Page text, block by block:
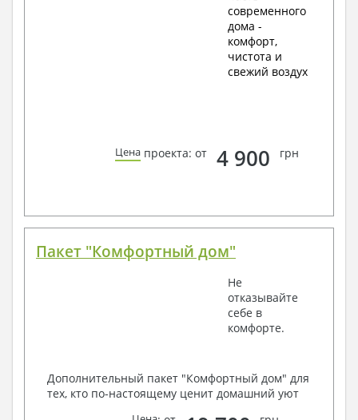
современного
дома -
комфорт,
чистота и
свежий воздух
Цена проекта: от 4 900 грн
Пакет "Комфортный дом"
Не
отказывайте
себе в
комфорте.
Дополнительный пакет "Комфортный дом" для
тех, кто по-настоящему ценит домашний уют